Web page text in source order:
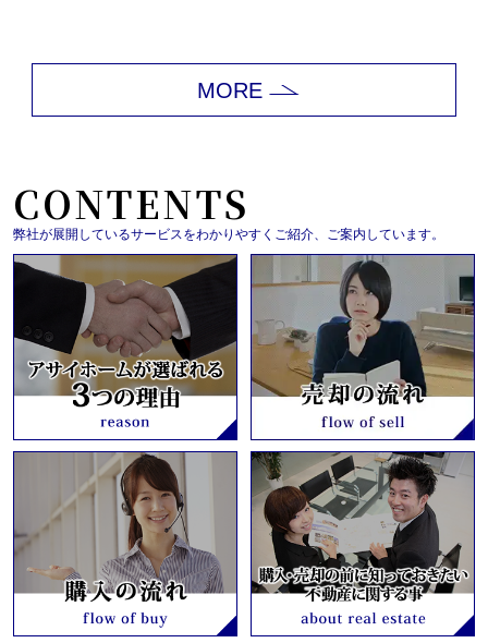
MORE
CONTENTS
弊社が展開しているサービスをわかりやすくご紹介、ご案内しています。